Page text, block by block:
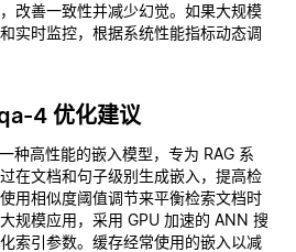
改善一致性并减少幻觉。如果大规模
实时监控，根据系统性能指标动态调
4 优化建议
种高性能的嵌入模型，专为 RAG 系
在文档和句子级别生成嵌入，提高检
用相似度阈值调节来平衡检索文档时
规模应用，采用 GPU 加速的 ANN 搜
索引参数。缓存经常使用的嵌入以减